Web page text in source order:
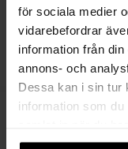
för sociala medier
vidarebefordrar
information från
annons- och
Dessa kan i sin tur
information som
Saandressa Dress
SAMSOE SAMSOE
1 999 SEK